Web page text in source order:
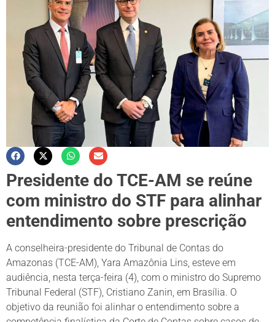
Presidente do TCE-AM se reúne
com ministro do STF para alinhar
entendimento sobre prescrição
A conselheira-presidente do Tribunal de Contas do
Amazonas (TCE-AM), Yara Amazônia Lins, esteve em
audiência, nesta terça-feira (4), com o ministro do Supremo
Tribunal Federal (STF), Cristiano Zanin, em Brasília. O
objetivo da reunião foi alinhar o entendimento sobre a